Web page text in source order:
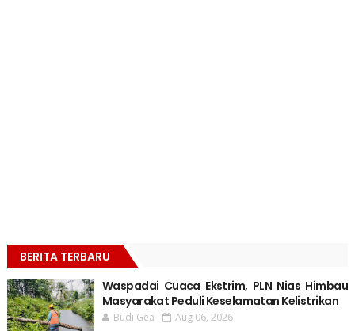
BERITA TERBARU
Waspadai Cuaca Ekstrim, PLN Nias Himbau
Masyarakat Peduli Keselamatan Kelistrikan
Budi Gea Aug 06, 2026